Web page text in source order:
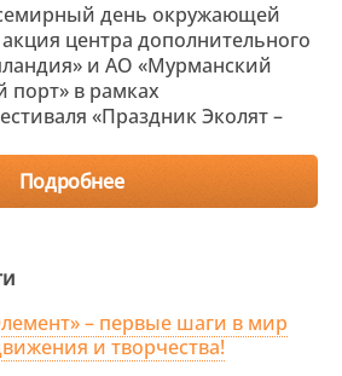
день окружающей
центра дополнительного
и АО «Мурманский
порт» в рамках
«Праздник Эколят –
Подробнее
– первые шаги в мир
и творчества!